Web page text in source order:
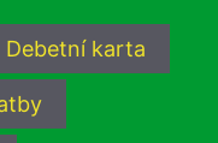
Debetní karta